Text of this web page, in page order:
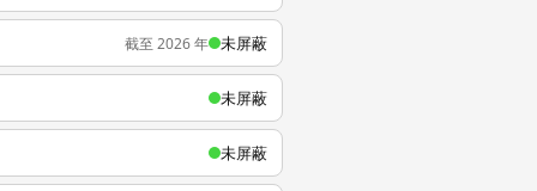
截至 2026 年 未屏蔽
未屏蔽
未屏蔽